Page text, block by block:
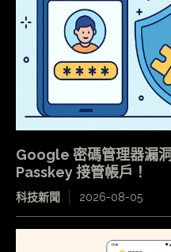
Google 密碼管理器漏
Passkey 接管帳戶！
科技新聞 2026-08-05